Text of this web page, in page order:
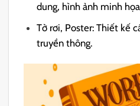
dung, hình ảnh minh
Tờ rơi, Poster: Thiết kế
truyền thông.